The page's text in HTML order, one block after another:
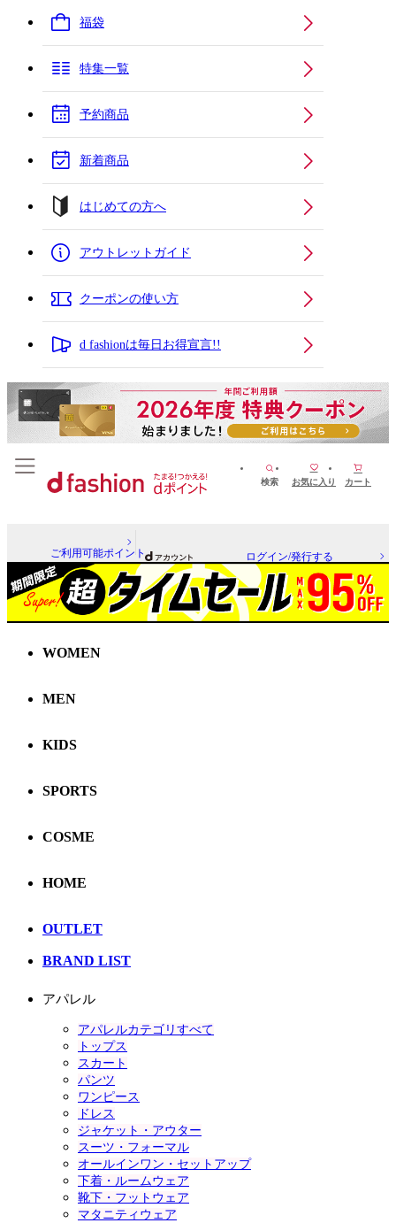
福袋
特集一覧
予約商品
新着商品
はじめての方へ
アウトレットガイド
クーポンの使い方
d fashionは毎日お得宣言!!
検索 お気に入り カート
ご利用可能ポイント ログイン/発行する
WOMEN
MEN
KIDS
SPORTS
COSME
HOME
OUTLET
BRAND LIST
アパレル
アパレルカテゴリすべて
トップス
スカート
パンツ
ワンピース
ドレス
ジャケット・アウター
スーツ・フォーマル
オールインワン・セットアップ
下着・ルームウェア
靴下・フットウェア
マタニティウェア